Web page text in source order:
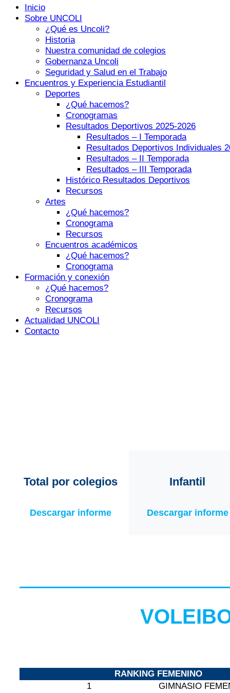
Inicio
Sobre UNCOLI
¿Qué es Uncoli?
Historia
Nuestra comunidad de colegios
Gobernanza Uncoli
Seguridad y Salud en el Trabajo
Encuentros y Experiencia Estudiantil
Deportes
¿Qué hacemos?
Cronogramas
Resultados Deportivos 2025-2026
Resultados – I Temporada
Resultados Deportivos Individuales
Resultados – II Temporada
Resultados – III Temporada
Histórico Resultados Deportivos
Recursos
Artes
¿Qué hacemos?
Cronograma
Recursos
Encuentros académicos
¿Qué hacemos?
Cronograma
Formación y conexión
¿Qué hacemos?
Cronograma
Recursos
Actualidad UNCOLI
Contacto
Total por colegios
Descargar informe
Infantil
Descargar informe
RANKING FEMENINO
1
GIMNASIO